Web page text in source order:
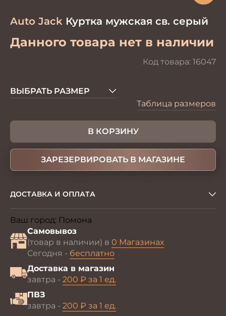
Auto Jack Куртка мужская св. серый
Данного товара нет в наличии
Код товара: 16047
ВЫБРАТЬ РАЗМЕР
Таблица размеров
В КОРЗИНУ
ЗАРЕЗЕРВИРОВАТЬ В МАГАЗИНЕ
ДОСТАВКА И ОПЛАТА
Ваш город: Помона
Самовывоз
(товар в наличии) в 0 Магазинах
Сегодня - бесплатно
Доставка в магазин
завтра - 200 ₽ за 1 ед.
ПВЗ
завтра - 200 ₽ за 1 ед.